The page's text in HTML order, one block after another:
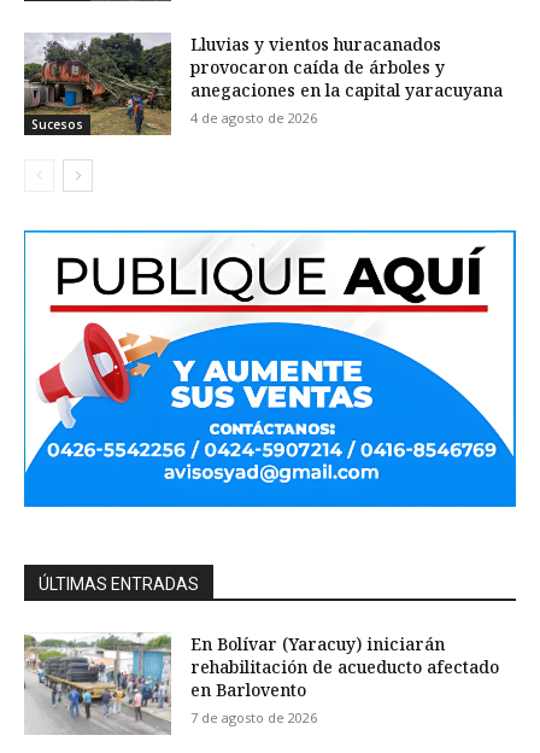
Sucesos
Lluvias y vientos huracanados
provocaron caída de árboles y
anegaciones en la capital yaracuyana
4 de agosto de 2026
ÚLTIMAS ENTRADAS
En Bolívar (Yaracuy) iniciarán
rehabilitación de acueducto afectado
en Barlovento
7 de agosto de 2026